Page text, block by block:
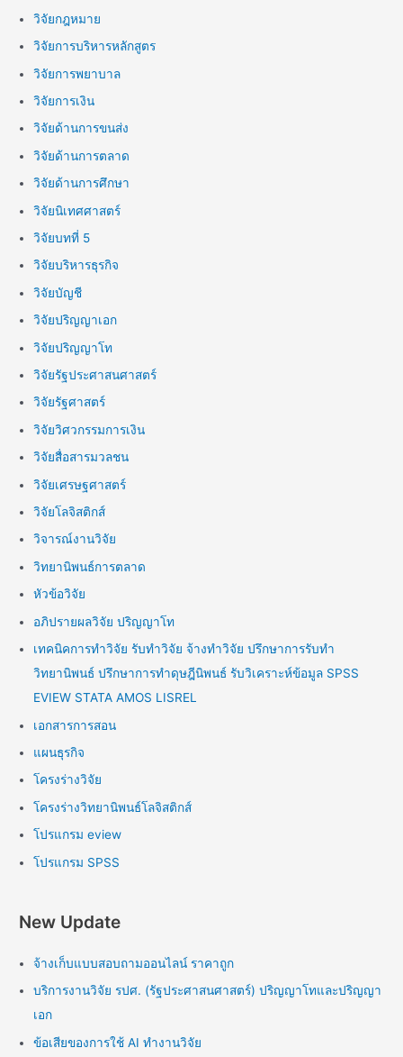
วิจัยกฎหมาย
วิจัยการบริหารหลักสูตร
วิจัยการพยาบาล
วิจัยการเงิน
วิจัยด้านการขนส่ง
วิจัยด้านการตลาด
วิจัยด้านการศึกษา
วิจัยนิเทศศาสตร์
วิจัยบทที่ 5
วิจัยบริหารธุรกิจ
วิจัยบัญชี
วิจัยปริญญาเอก
วิจัยปริญญาโท
วิจัยรัฐประศาสนศาสตร์
วิจัยรัฐศาสตร์
วิจัยวิศวกรรมการเงิน
วิจัยสื่อสารมวลชน
วิจัยเศรษฐศาสตร์
วิจัยโลจิสติกส์
วิจารณ์งานวิจัย
วิทยานิพนธ์การตลาด
หัวข้อวิจัย
อภิปรายผลวิจัย ปริญญาโท
เทคนิคการทำวิจัย รับทำวิจัย จ้างทำวิจัย ปรึกษาการรับทำ
วิทยานิพนธ์ ปรึกษาการทำดุษฎีนิพนธ์ รับวิเคราะห์ข้อมูล SPSS
EVIEW STATA AMOS LISREL
เอกสารการสอน
แผนธุรกิจ
โครงร่างวิจัย
โครงร่างวิทยานิพนธ์โลจิสติกส์
โปรแกรม eview
โปรแกรม SPSS
New Update
จ้างเก็บแบบสอบถามออนไลน์ ราคาถูก
บริการงานวิจัย รปศ. (รัฐประศาสนศาสตร์) ปริญญาโทและปริญญา
เอก
ข้อเสียของการใช้ AI ทำงานวิจัย